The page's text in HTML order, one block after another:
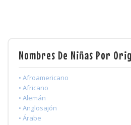
Nombres De Niñas Por
• Afroamericano
• Africano
• Alemán
• Anglosajón
• Árabe